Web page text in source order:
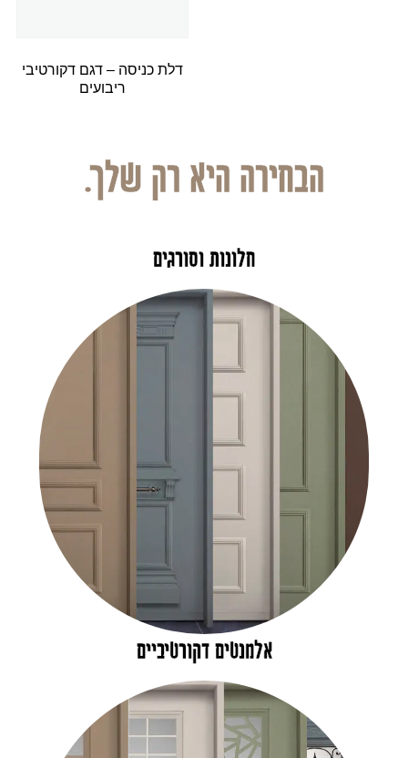
דלת כניסה – דגם דקורטיבי
ריבועים
הבחירה היא רק שלך.
חלונות וסורגים
אלמנטים דקורטיביים